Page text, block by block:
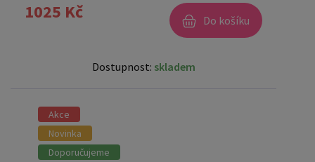
1025 Kč Do košíku
Dostupnost: skladem
Akce
Novinka
Doporučujeme